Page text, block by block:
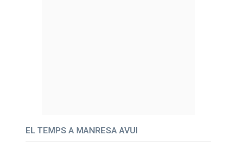
EL TEMPS A MANRESA AVUI